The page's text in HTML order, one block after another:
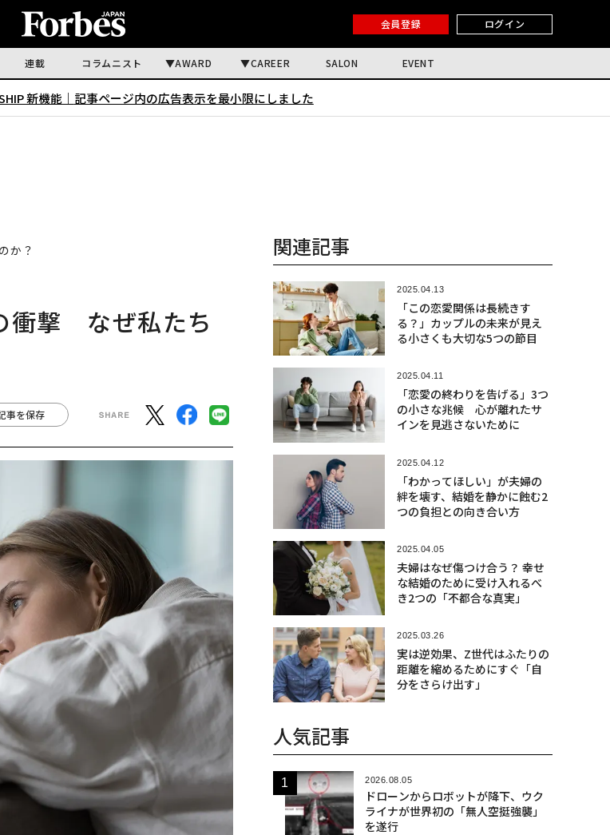
会員登録 ログイン
連載 コラムニスト AWARD CAREER SALON EVENT
新機能｜ 記事ページ内の広告表示を最小限にしました
か？
衝撃 なぜ私たち
事を保存
関連記事
2025.04.13
「この恋愛関係は長続きす
る？」カップルの未来が見え
る小さくも大切な5つの節目
2025.04.11
「恋愛の終わりを告げる」3つ
の小さな兆候 心が離れたサ
インを見逃さないために
2025.04.12
「わかってほしい」が夫婦の
絆を壊す、結婚を静かに蝕む2
つの負担との向き合い方
2025.04.05
夫婦はなぜ傷つけ合う？ 幸せ
な結婚のために受け入れるべ
き2つの「不都合な真実」
2025.03.26
実は逆効果、Z世代はふたりの
距離を縮めるためにすぐ「自
分をさらけ出す」
人気記事
2026.08.05
ドローンからロボットが降下、ウク
ライナが世界初の「無人空挺強襲」
を遂行